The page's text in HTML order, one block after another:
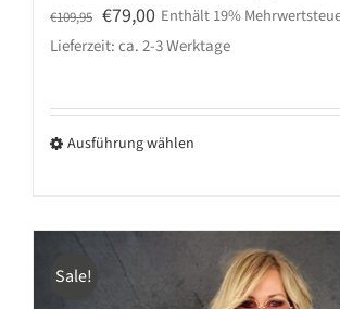
€109,95 Ursprünglicher
Preis
€109,95
€79,00Aktueller
Preis
€79,00.
Enthält 19%
Lieferzeit: ca. 2-3 Werktage
Ausführung wählen
weist
Varianten
Sale!